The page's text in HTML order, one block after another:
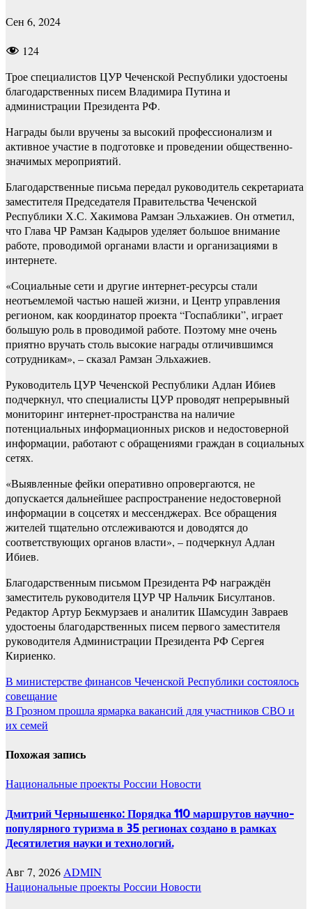
Сен 6, 2024
124
Трое специалистов ЦУР Чеченской Республики удостоены
благодарственных писем Владимира Путина и
администрации Президента РФ.
Награды были вручены за высокий профессионализм и
активное участие в подготовке и проведении общественно-
значимых мероприятий.
Благодарственные письма передал руководитель секретариата
заместителя Председателя Правительства Чеченской
Республики Х.С. Хакимова Рамзан Эльхажиев. Он отметил,
что Глава ЧР Рамзан Кадыров уделяет большое внимание
работе, проводимой органами власти и организациями в
интернете.
«Социальные сети и другие интернет-ресурсы стали
неотъемлемой частью нашей жизни, и Центр управления
регионом, как координатор проекта “Госпаблики”, играет
большую роль в проводимой работе. Поэтому мне очень
приятно вручать столь высокие награды отличившимся
сотрудникам», – сказал Рамзан Эльхажиев.
Руководитель ЦУР Чеченской Республики Адлан Ибиев
подчеркнул, что специалисты ЦУР проводят непрерывный
мониторинг интернет-пространства на наличие
потенциальных информационных рисков и недостоверной
информации, работают с обращениями граждан в социальных
сетях.
«Выявленные фейки оперативно опровергаются, не
допускается дальнейшее распространение недостоверной
информации в соцсетях и мессенджерах. Все обращения
жителей тщательно отслеживаются и доводятся до
соответствующих органов власти», – подчеркнул Адлан
Ибиев.
Благодарственным письмом Президента РФ награждён
заместитель руководителя ЦУР ЧР Нальчик Бисултанов.
Редактор Артур Бекмурзаев и аналитик Шамсудин Завраев
удостоены благодарственных писем первого заместителя
руководителя Администрации Президента РФ Сергея
Кириенко.
Навигация
по
записям
В министерстве финансов Чеченской Республики состоялось
совещание
В Грозном прошла ярмарка вакансий для участников СВО и
их семей
Похожая запись
Национальные проекты России Новости
Дмитрий Чернышенко: Порядка 110 маршрутов научно-
популярного туризма в 35 регионах создано в рамках
Десятилетия науки и технологий.
Авг 7, 2026 ADMIN
Национальные проекты России Новости